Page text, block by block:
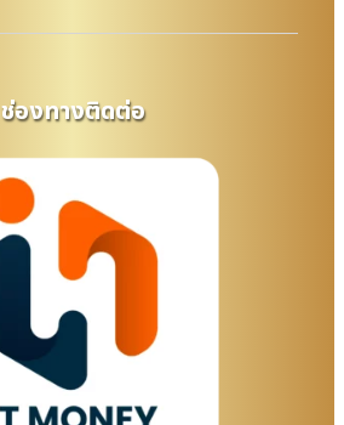
ช่องทางติดต่อ